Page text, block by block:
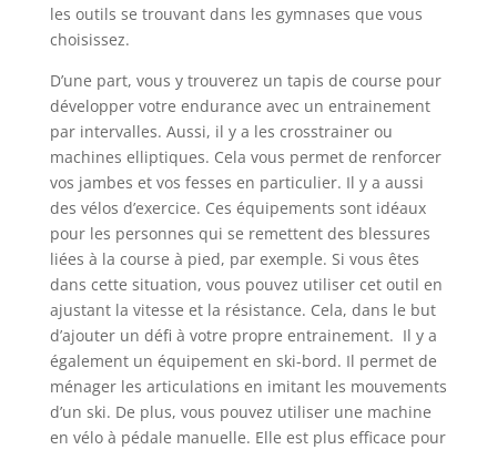
les outils se trouvant dans les gymnases que vous
choisissez.
D’une part, vous y trouverez un tapis de course pour
développer votre endurance avec un entrainement
par intervalles. Aussi, il y a les crosstrainer ou
machines elliptiques. Cela vous permet de renforcer
vos jambes et vos fesses en particulier. Il y a aussi
des vélos d’exercice. Ces équipements sont idéaux
pour les personnes qui se remettent des blessures
liées à la course à pied, par exemple. Si vous êtes
dans cette situation, vous pouvez utiliser cet outil en
ajustant la vitesse et la résistance. Cela, dans le but
d’ajouter un défi à votre propre entrainement. Il y a
également un équipement en ski-bord. Il permet de
ménager les articulations en imitant les mouvements
d’un ski. De plus, vous pouvez utiliser une machine
en vélo à pédale manuelle. Elle est plus efficace pour